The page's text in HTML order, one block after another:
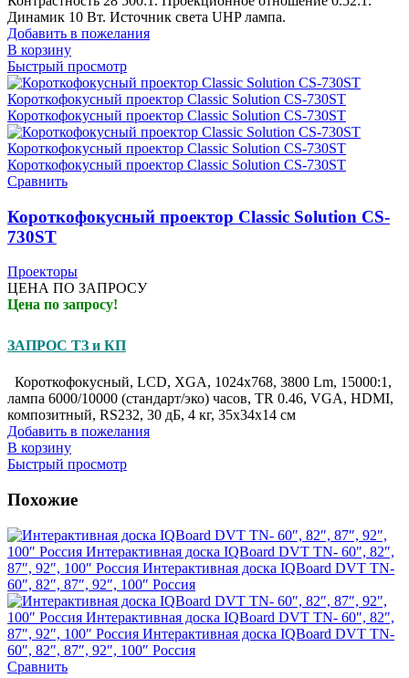
Динамик 10 Вт. Источник света UHP лампа.
Добавить в пожелания
В корзину
Быстрый просмотр
Сравнить
Короткофокусный проектор Classic Solution CS-
730ST
Проекторы
ЦЕНА ПО ЗАПРОСУ
Цена по запросу!
ЗАПРОС ТЗ и КП
Короткофокусный, LCD, XGA, 1024x768, 3800 Lm, 15000:1,
лампа 6000/10000 (стандарт/эко) часов, TR 0.46, VGA, HDMI,
композитный, RS232, 30 дБ, 4 кг, 35х34х14 см
Добавить в пожелания
В корзину
Быстрый просмотр
Похожие
Сравнить